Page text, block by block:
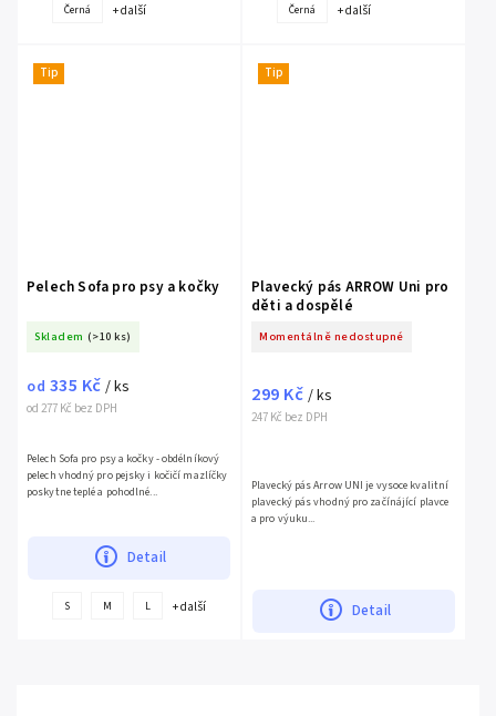
Černá + další Černá + další
Tip
Pelech Sofa pro psy a kočky
Skladem (>10 ks)
od 277 Kč bez DPH
od 335 Kč / ks
Detail
Pelech Sofa pro psy a kočky - obdélníkový
pelech vhodný pro pejsky i kočičí mazlíčky
poskytne teplé a pohodlné...
S M L + další
Tip
Plavecký pás ARROW Uni pro
děti a dospělé
Momentálně nedostupné
247 Kč bez DPH
299 Kč / ks
Detail
Plavecký pás Arrow UNI je vysoce kvalitní
plavecký pás vhodný pro začínájící plavce
a pro výuku...